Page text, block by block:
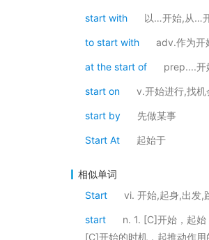
start with 以…开始,从…
to start with adv.作为开
at the start of prep....开
start on v.开始进行,找机
start by 先做某事
Start At 起始于
相似单词
Start
vi. 开始,起身,出发,
start
n. 1. [C]开始，起
[C]开始的时机，起推动作